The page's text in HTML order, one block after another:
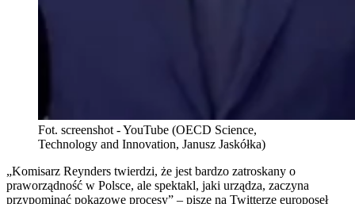
Fot. screenshot - YouTube (OECD Science,
Technology and Innovation, Janusz Jaskółka)
„Komisarz Reynders twierdzi, że jest bardzo zatroskany o
praworządność w Polsce, ale spektakl, jaki urządza, zaczyna
przypominać pokazowe procesy” – pisze na Twitterze europoseł